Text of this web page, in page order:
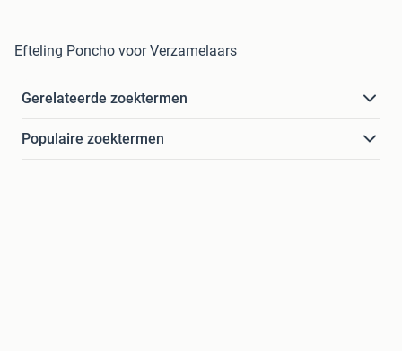
Efteling Poncho voor Verzamelaars
Gerelateerde zoektermen
Populaire zoektermen